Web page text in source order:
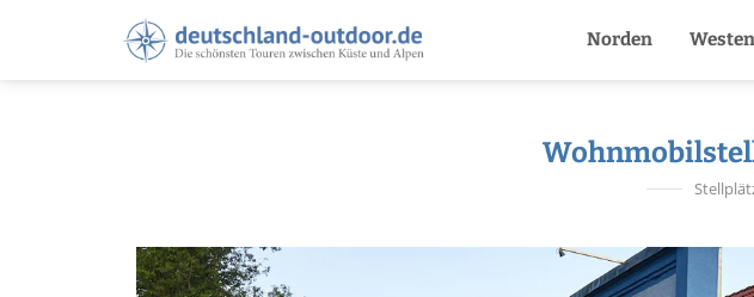
Norden Westen